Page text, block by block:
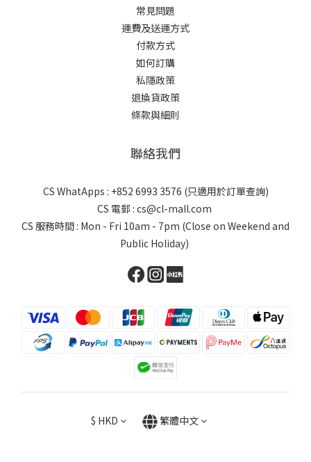
常見問題
運費及送運方式
付款方式
如何訂購
私隱政策
退換貨政策
條款與細則
聯絡我們
CS WhatApps : +852 6993 3576 (只適用於訂單查詢)
CS 電郵 : cs@cl-mall.com
CS 服務時間 : Mon - Fri 10am - 7pm (Close on Weekend and
Public Holiday)
$ HKD 繁體中文